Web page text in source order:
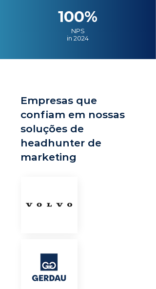
100%
NPS
in 2024
Empresas que
confiam em nossas
soluções de
headhunter de
marketing